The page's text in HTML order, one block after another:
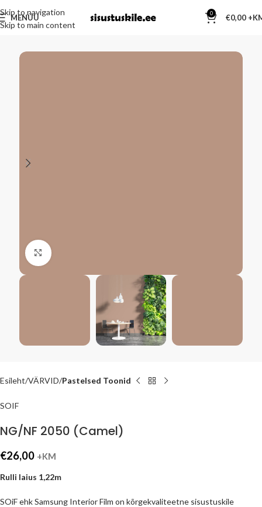
Skip to navigation
Skip to main content
MENÜÜ 0 €0,00
Kliki suurendamiseks
Esileht VÄRVID Pastelsed Toonid
SOIF
NG/NF 2050 (Camel)
€26,00 +KM
Rulli laius 1,22m
SOiF ehk Samsung Interior Film on kõrgekvaliteetne sisustuskile